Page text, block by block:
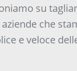
su
che
e veloce